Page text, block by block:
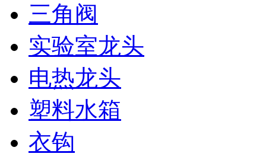
三角阀
实验室龙头
电热龙头
塑料水箱
衣钩